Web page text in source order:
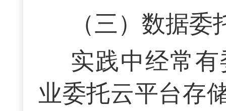
（三）数据
实践中经常
业委托云平台存